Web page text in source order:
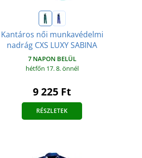
Kantáros női munkavédelmi
nadrág CXS LUXY SABINA
7 NAPON BELÜL
hétfőn 17. 8.önnél
9 225 Ft
RÉSZLETEK